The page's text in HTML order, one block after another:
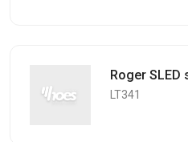
Roger SLED
LT341